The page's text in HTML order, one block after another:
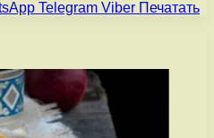
Telegram Viber Печатать